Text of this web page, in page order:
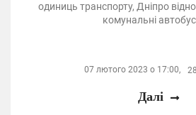
одиниць транспорту, Дніпро
комунальні
07 лютого 2023 о 17:00,
Далі